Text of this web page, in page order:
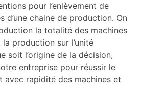
pour l’enlèvement de
d’une chaine de production. On
la totalité des machines
production sur l’unité
soit l’origine de la décision,
entreprise pour réussir le
rapidité des machines et